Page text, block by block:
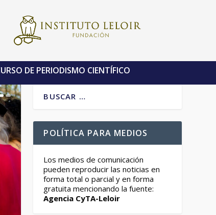
DE PERIODISMO CIENTÍFICO
POLÍTICA PARA MEDIOS
Los medios de comunicación
pueden reproducir las noticias en
forma total o parcial y en forma
gratuita mencionando la fuente:
Agencia CyTA-Leloir